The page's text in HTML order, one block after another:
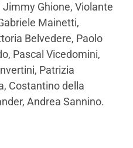
Jimmy Ghione, Violante
Mainetti,
Belvedere, Paolo
Pascal Vicedomini,
Patrizia
Costantino della
Andrea Sannino.